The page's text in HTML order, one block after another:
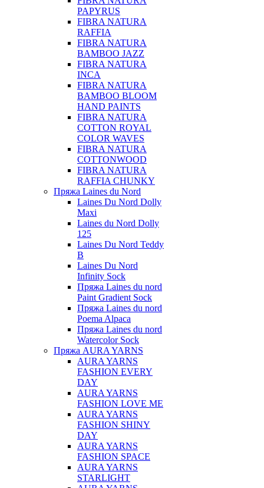
PAPYRUS
FIBRA NATURA
RAFFIA
FIBRA NATURA
BAMBOO JAZZ
FIBRA NATURA
INCA
FIBRA NATURA
BAMBOO BLOOM
HAND PAINTS
FIBRA NATURA
COTTON ROYAL
COLOR WAVES
FIBRA NATURA
COTTONWOOD
FIBRA NATURA
RAFFIA CHUNKY
Пряжа Laines du Nord
Laines Du Nord Dolly
Maxi
Laines du Nord Dolly
125
Laines Du Nord Teddy
B
Laines Du Nord
Infinity Sock
Пряжа Laines du nord
Paint Gradient Sock
Пряжа Laines du nord
Poema Alpaca
Пряжа Laines du nord
Watercolor Sock
Пряжа AURA YARNS
AURA YARNS
FASHION EVERY
DAY
AURA YARNS
FASHION LOVE ME
AURA YARNS
FASHION SHINY
DAY
AURA YARNS
FASHION SPACE
AURA YARNS
STARLIGHT